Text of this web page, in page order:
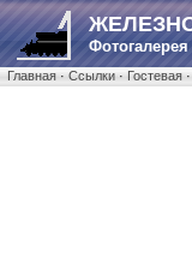
Фотогалерея
Главная·Ссылки·Гостевая